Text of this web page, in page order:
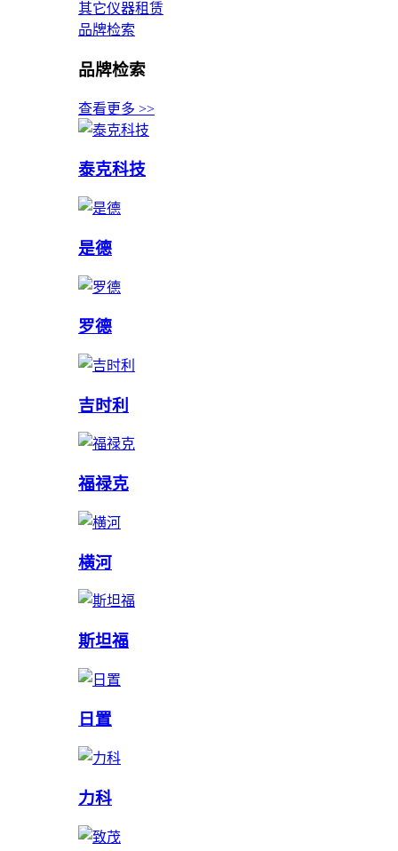
其它仪器租赁
品牌检索
品牌检索
查看更多 >>
泰克科技
是德
罗德
吉时利
福禄克
横河
斯坦福
日置
力科